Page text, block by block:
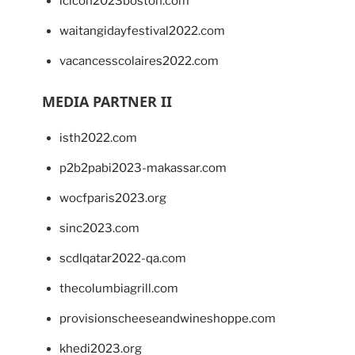
waitangidayfestival2022.com
vacancesscolaires2022.com
MEDIA PARTNER II
isth2022.com
p2b2pabi2023-makassar.com
wocfparis2023.org
sinc2023.com
scdlqatar2022-qa.com
thecolumbiagrill.com
provisionscheeseandwineshoppe.com
khedi2023.org